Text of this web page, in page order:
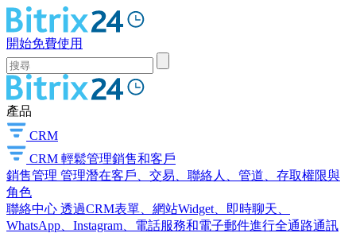
開始免費使用
產品
CRM
CRM 輕鬆管理銷售和客戶
銷售管理 管理潛在客戶、交易、聯絡人、管道、存取權限與
角色
聯絡中心 透過CRM表單、網站Widget、即時聊天、
WhatsApp、Instagram、電話服務和電子郵件進行全通路通訊